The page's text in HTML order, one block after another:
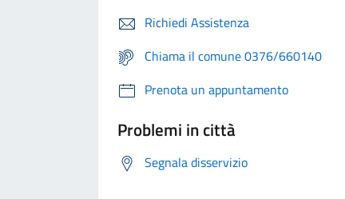
Richiedi Assistenza
Chiama il comune 0376/660140
Prenota un appuntamento
Problemi in città
Segnala disservizio